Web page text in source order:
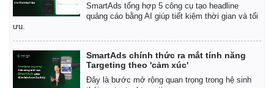
SmartAds tổng hợp 5 công cụ tạo headline
quảng cáo bằng AI giúp tiết kiệm thời gian và tối
ưu.
SmartAds chính thức ra mắt tính năng
Targeting theo 'cảm xúc'
Đây là bước mở rộng quan trọng trong hệ sinh